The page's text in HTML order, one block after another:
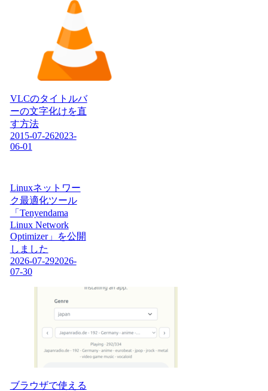
VLCのタイトルバ
ーの文字化けを直
す方法
2015-07-262023-
06-01
Linuxネットワー
ク最適化ツール
「Tenyendama
Linux Network
Optimizer」を公開
しました
2026-07-292026-
07-30
ブラウザで使える